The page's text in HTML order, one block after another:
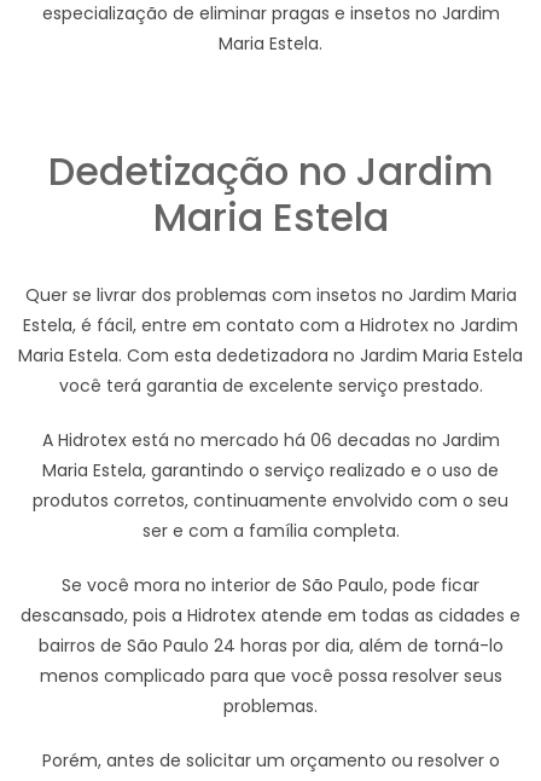
especialização de eliminar pragas e insetos no Jardim
Maria Estela.
Dedetização no Jardim
Maria Estela
Quer se livrar dos problemas com insetos no Jardim Maria
Estela, é fácil, entre em contato com a Hidrotex no Jardim
Maria Estela. Com esta dedetizadora no Jardim Maria Estela
você terá garantia de excelente serviço prestado.
A Hidrotex está no mercado há 06 decadas no Jardim
Maria Estela, garantindo o serviço realizado e o uso de
produtos corretos, continuamente envolvido com o seu
ser e com a família completa.
Se você mora no interior de São Paulo, pode ficar
descansado, pois a Hidrotex atende em todas as cidades e
bairros de São Paulo 24 horas por dia, além de torná-lo
menos complicado para que você possa resolver seus
problemas.
Porém, antes de solicitar um orçamento ou resolver o